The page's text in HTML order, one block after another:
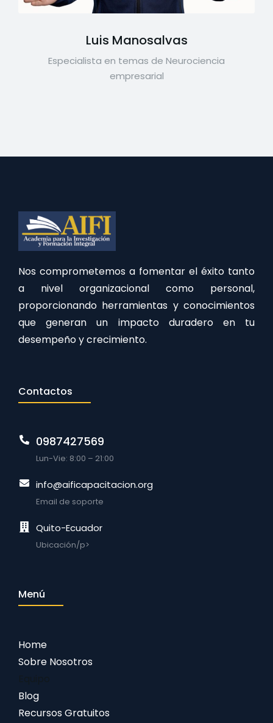
Luis Manosalvas
Especialista en temas de Neurociencia
empresarial
Nos comprometemos a fomentar el éxito tanto
a nivel organizacional como personal,
proporcionando herramientas y conocimientos
que generan un impacto duradero en tu
desempeño y crecimiento.
Contactos
0987427569
Lun-Vie: 8:00 – 21:00
info@aificapacitacion.org
Email de soporte
Quito-Ecuador
Ubicación/p>
Menú
Home
Sobre Nosotros
Blog
Recursos Gratuitos